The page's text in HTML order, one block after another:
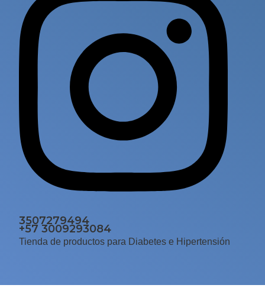
3507279494
+57 3009293084
Tienda de productos para Diabetes e Hipertensión